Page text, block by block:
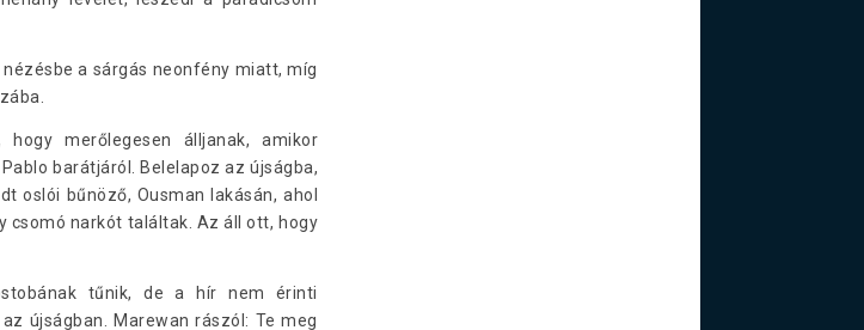
a sárgás neonfény miatt, míg
merőlegesen álljanak, amikor
barátjáról. Belelapoz az újságba,
oslói bűnöző, Ousman lakásán, ahol
csomó narkót találtak. Az áll ott, hogy
tűnik, de a hír nem érinti
újságban. Marewan rászól: Te meg